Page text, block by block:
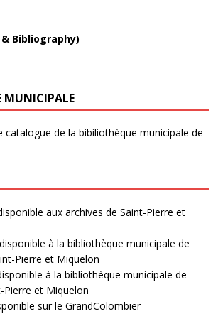
Bibliography)
MUNICIPALE
catalogue de la bibiliothèque municipale de
aux archives de Saint-Pierre et
à la bibliothèque municipale de
Pierre et Miquelon
à la bibliothèque municipale de
Pierre et Miquelon
sur le GrandColombier